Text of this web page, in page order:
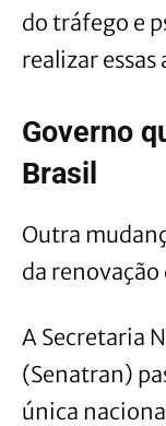
do tráfego e
realizar essas
Governo
Brasil
Outra
da
A Secretaria
(Senatran)
única